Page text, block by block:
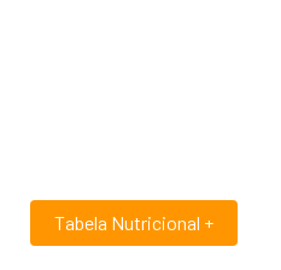
Tabela Nutricional +